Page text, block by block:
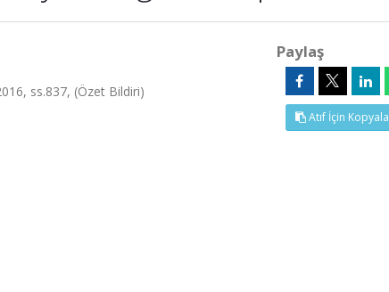
ss.837, (Özet Bildiri)
Paylaş
Atıf İçin Kopyala